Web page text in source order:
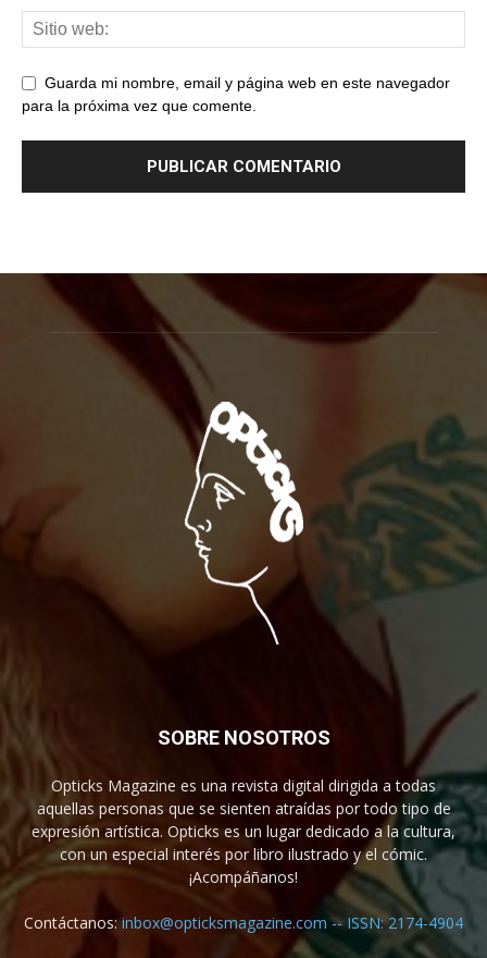
Guarda mi nombre, email y página web en este navegador
para la próxima vez que comente.
SOBRE NOSOTROS
Opticks Magazine es una revista digital dirigida a todas
aquellas personas que se sienten atraídas por todo tipo de
expresión artística. Opticks es un lugar dedicado a la cultura,
con un especial interés por libro ilustrado y el cómic.
¡Acompáñanos!
Contáctanos:inbox@opticksmagazine.com -- ISSN: 2174-4904